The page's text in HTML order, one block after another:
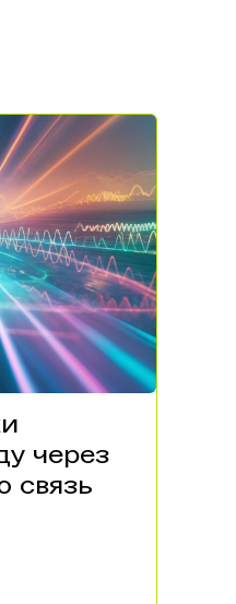
через
связь